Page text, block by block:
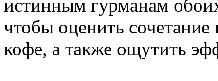
истинным гурманам
чтобы оценить
кофе, а также ощутить